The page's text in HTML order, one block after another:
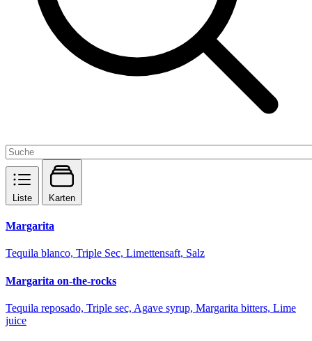
Liste Karten
Margarita
Tequila blanco, Triple Sec, Limettensaft, Salz
Margarita on-the-rocks
Tequila reposado, Triple sec, Agave syrup, Margarita bitters, Lime
juice